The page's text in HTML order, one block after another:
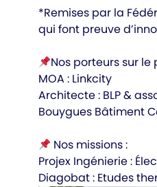
*Remises par la
qui font preuve
Nos porteurs sur le
MOA : Linkcity
Architecte : BLP &
Bouygues Bâtiment
Nos missions :
Projex Ingénierie :
Diagobat : Etudes